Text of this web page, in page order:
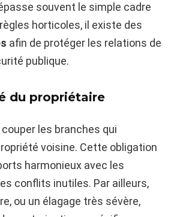
souvent le simple cadre
horticoles, il existe des
afin de protéger les relations de
publique.
du propriétaire
les branches qui
voisine. Cette obligation
harmonieux avec les
conflits inutiles. Par ailleurs,
ou un élagage très sévère,